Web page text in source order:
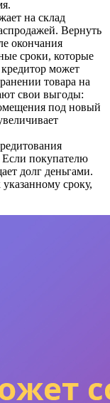
на склад
Вернуть
окончания
сроки, которые
может
товара на
свои выгоды:
под новый
Если покупателю
долг деньгами.
сроку,